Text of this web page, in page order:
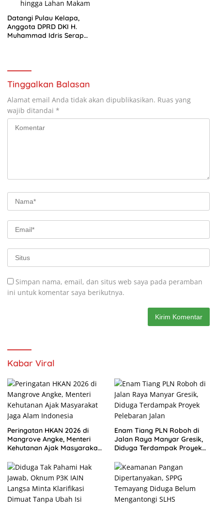
Datangi Pulau Kelapa,
Anggota DPRD DKI H.
Muhammad Idris Serap
Tinggalkan Balasan
Alamat email Anda tidak akan dipublikasikan. Ruas yang
wajib ditandai *
Simpan nama, email, dan situs web saya pada peramban
ini untuk komentar saya berikutnya.
Kabar Viral
Peringatan HKAN 2026 di
Mangrove Angke, Menteri
Kehutanan Ajak Masyarakat
Enam Tiang PLN Roboh di
Jalan Raya Manyar Gresik,
Diduga Terdampak Proyek